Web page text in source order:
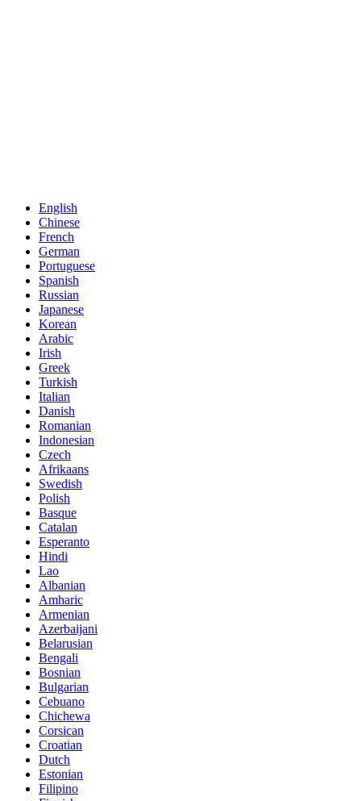
English
Chinese
French
German
Portuguese
Spanish
Russian
Japanese
Korean
Arabic
Irish
Greek
Turkish
Italian
Danish
Romanian
Indonesian
Czech
Afrikaans
Swedish
Polish
Basque
Catalan
Esperanto
Hindi
Lao
Albanian
Amharic
Armenian
Azerbaijani
Belarusian
Bengali
Bosnian
Bulgarian
Cebuano
Chichewa
Corsican
Croatian
Dutch
Estonian
Filipino